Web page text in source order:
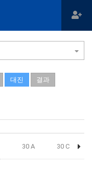
대진 결과
30 A 30 C